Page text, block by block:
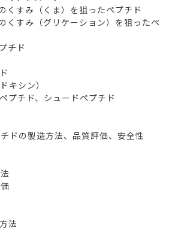
み（くま）を狙ったペプチド
み（グリケーション）を狙ったペ
チド
シン）
チド、シュードペプチド
ドの製造方法、品質評価、安全性
法